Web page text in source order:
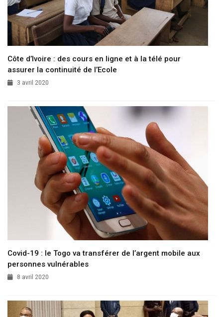
Côte d’Ivoire : des cours en ligne et à la télé pour
assurer la continuité de l’Ecole
3 avril 2020
Covid-19 : le Togo va transférer de l’argent mobile aux
personnes vulnérables
8 avril 2020